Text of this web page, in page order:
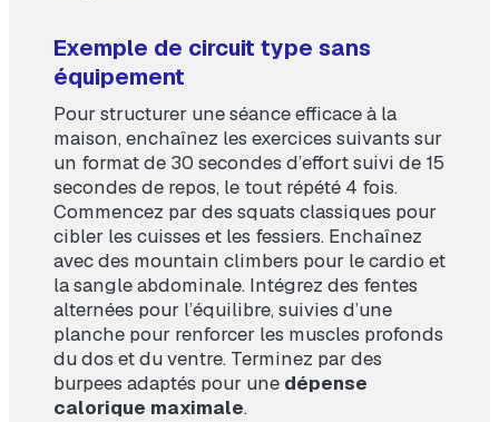
Exemple de circuit type sans
équipement
Pour structurer une séance efficace à la
maison, enchaînez les exercices suivants sur
un format de 30 secondes d’effort suivi de 15
secondes de repos, le tout répété 4 fois.
Commencez par des squats classiques pour
cibler les cuisses et les fessiers. Enchaînez
avec des mountain climbers pour le cardio et
la sangle abdominale. Intégrez des fentes
alternées pour l’équilibre, suivies d’une
planche pour renforcer les muscles profonds
du dos et du ventre. Terminez par des
burpees adaptés pour une dépense
calorique maximale.